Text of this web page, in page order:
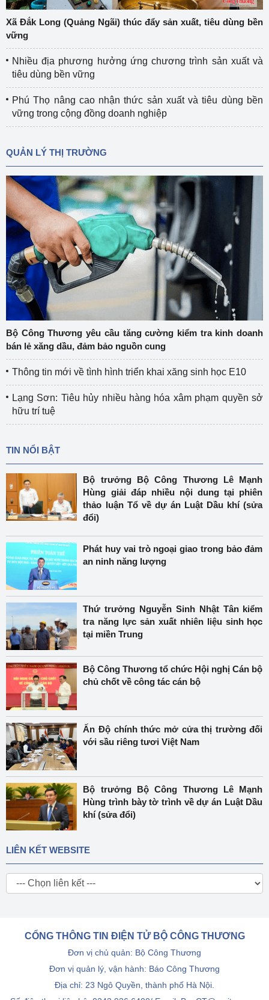
Xã Đắk Long (Quảng Ngãi) thúc đẩy sản xuất, tiêu dùng bền
vững
Nhiều địa phương hưởng ứng chương trình sản xuất và
tiêu dùng bền vững
Phú Thọ nâng cao nhận thức sản xuất và tiêu dùng bền
vững trong cộng đồng doanh nghiệp
QUẢN LÝ THỊ TRƯỜNG
Bộ Công Thương yêu cầu tăng cường kiểm tra kinh doanh
bán lẻ xăng dầu, đảm bảo nguồn cung
Thông tin mới về tình hình triển khai xăng sinh học E10
Lạng Sơn: Tiêu hủy nhiều hàng hóa xâm phạm quyền sở
hữu trí tuệ
TIN NỔI BẬT
Bộ trưởng Bộ Công Thương Lê Mạnh
Hùng giải đáp nhiều nội dung tại phiên
thảo luận Tổ về dự án Luật Dầu khí (sửa
đổi)
Phát huy vai trò ngoại giao trong bảo đảm
an ninh năng lượng
Thứ trưởng Nguyễn Sinh Nhật Tân kiểm
tra năng lực sản xuất nhiên liệu sinh học
tại miền Trung
Bộ Công Thương tổ chức Hội nghị Cán bộ
chủ chốt về công tác cán bộ
Ấn Độ chính thức mở cửa thị trường đối
với sầu riêng tươi Việt Nam
Bộ trưởng Bộ Công Thương Lê Mạnh
Hùng trình bày tờ trình về dự án Luật Dầu
khí (sửa đổi)
LIÊN KẾT WEBSITE
CỔNG THÔNG TIN ĐIỆN TỬ BỘ CÔNG THƯƠNG
Đơn vị chủ quản: Bộ Công Thương
Đơn vị quản lý, vận hành: Báo Công Thương
Địa chỉ: 23 Ngô Quyền, thành phố Hà Nội.